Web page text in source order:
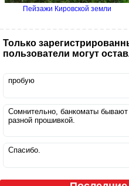
Пейзажи Кировской земли
Только
пользователи могут
пробую
Сомнительно, банкоматы бывают
разной прошивкой.
Спасибо.